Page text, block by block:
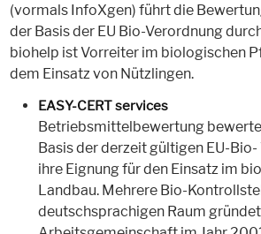
(vormals InfoXgen) führt die
der Basis der EU Bio-Verordnung
biohelp ist Vorreiter im biologischen
dem Einsatz von Nützlingen.
EASY-CERT services
Betriebsmittelbewertung
Basis der derzeit gültigen EU-
ihre Eignung für den Einsatz im
Landbau. Mehrere Bio-
deutschsprachigen Raum